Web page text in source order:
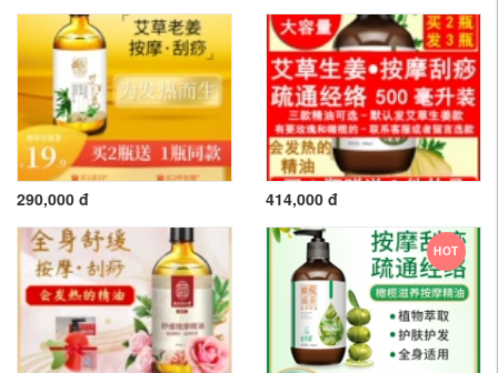
290,000 đ 414,000 đ
HOT